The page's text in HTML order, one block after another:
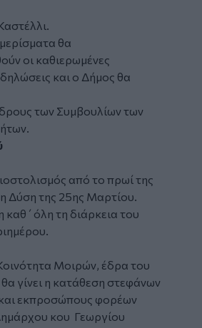
θα
οι καθιερωμένες
και ο Δήμος θα
των Συμβουλίων των
από το πρωί της
Δύση της 25ης Μαρτίου.
τη διάρκεια του
Μοιρών, έδρα του
γίνει η κατάθεση στεφάνων
εκπροσώπους φορέων
κου Γεωργίου